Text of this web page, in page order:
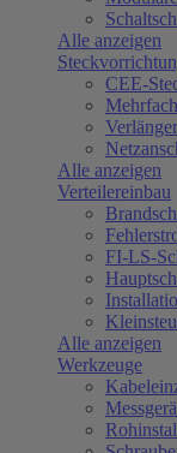
Alle anzeigen
CEE-
Alle anzeigen
Verteilereinbau
FI-LS-
Alle anzeigen
Werkzeuge